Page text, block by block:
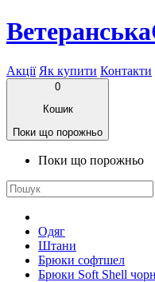
Акції Як купити Контакти
0
Кошик
Поки що порожньо
Поки що порожньо
Одяг
Штани
Брюки софтшел
Брюки Soft Shell